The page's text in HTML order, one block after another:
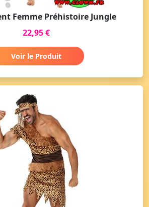
Femme Préhistoire Jungle
22,95 €
Voir le Produit